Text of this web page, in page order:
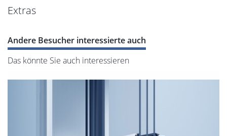
Extras
Andere Besucher interessierte auch
Das könnte Sie auch interessieren